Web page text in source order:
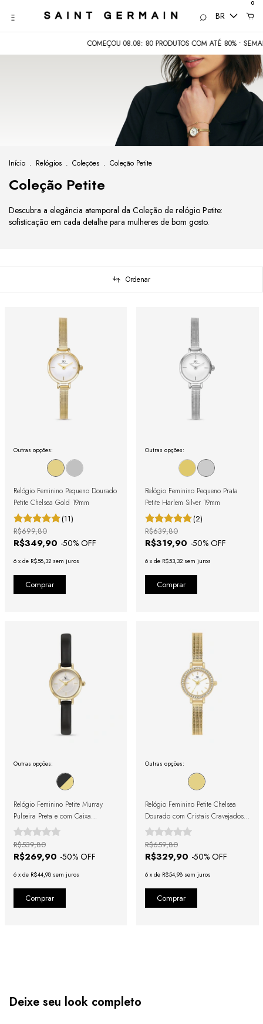
BR
0
COMEÇOU 08.08: 80 PRODUTOS COM ATÉ 80% •
Início . Relógios . Coleções . Coleção Petite
Coleção Petite
Descubra a elegância atemporal da Coleção de relógio Petite:
sofisticação em cada detalhe para mulheres de bom gosto.
Ordenar
Outras opções:
Relógio Feminino Pequeno Dourado
Petite Chelsea Gold 19mm
(11)
R$349,90 -50% OFF
R$699,80
6 x de R$58,32 sem juros
Outras opções:
Relógio Feminino Pequeno Prata
Petite Harlem Silver 19mm
(2)
R$319,90 -50% OFF
R$639,80
6 x de R$53,32 sem juros
Outras opções:
Relógio Feminino Petite Murray
Pulseira Preta e com Caixa
Dourada 19mm
R$269,90 -50% OFF
R$539,80
6 x de R$44,98 sem juros
Outras opções:
Relógio Feminino Petite Chelsea
Dourado com Cristais Cravejados
19mm
R$329,90 -50% OFF
R$659,80
6 x de R$54,98 sem juros
Deixe seu look completo